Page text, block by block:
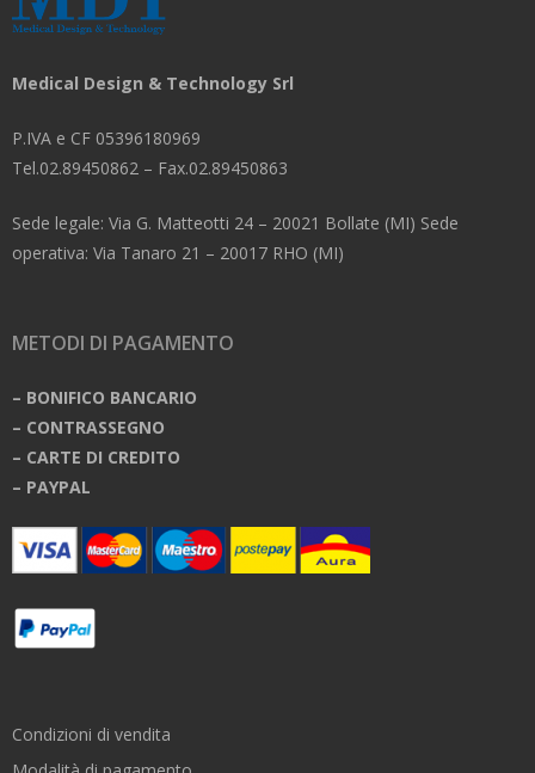
Medical Design & Technology Srl
P.IVA e CF 05396180969
Tel.02.89450862 – Fax.02.89450863
Sede legale: Via G. Matteotti 24 – 20021 Bollate (MI) Sede
operativa: Via Tanaro 21 – 20017 RHO (MI)
METODI DI PAGAMENTO
– BONIFICO BANCARIO
– CONTRASSEGNO
– CARTE DI CREDITO
– PAYPAL
Condizioni di vendita